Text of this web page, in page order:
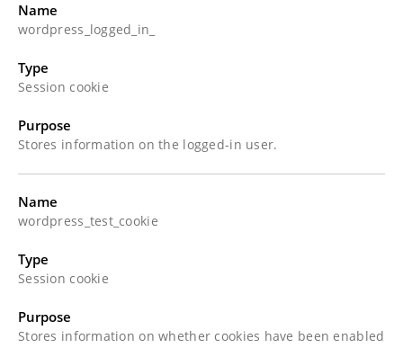
Name
wordpress_logged_in_
Type
Session cookie
Purpose
Stores information on the logged-in user.
Name
wordpress_test_cookie
Type
Session cookie
Purpose
Stores information on whether cookies have been enabled